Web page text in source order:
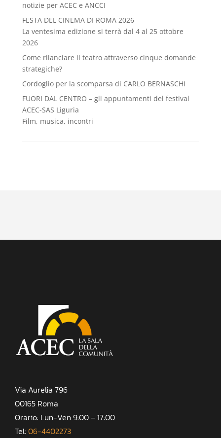
notizie per ACEC e ANCCI
FESTA DEL CINEMA DI ROMA 2026
La ventesima edizione si terrà dal 4 al 25 ottobre
2026
Come rilanciare il teatro attraverso cinque domande
strategiche?
Cordoglio per la scomparsa di CARLO BERNASCHI
FUORI DAL CENTRO – gli appuntamenti del festival
ACEC-SAS Liguria
Film, musica, incontri
Via Aurelia 796
00165 Roma
Orario: Lun-Ven 9:00 – 17:00
Tel: 06-4402273